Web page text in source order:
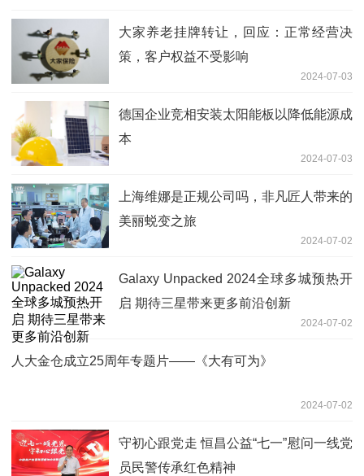
大家养老挂牌转让，回应：正常经营决
策，客户权益不受影响
2024-07-03
德国企业竞相安装太阳能板以降低能源成
本
2024-07-03
上海维娜是正规公司吗，非凡匠人带来的
美丽蜕变之旅
2024-07-02
Galaxy Unpacked 2024全球多城预热开
启 期待三星带来更多前沿创新
2024-07-02
人大金仓成立25周年专题片——《大有可为》
2024-07-02
守初心跟党走 恒昌公益“七一”慰问一线党
员民警传承红色精神